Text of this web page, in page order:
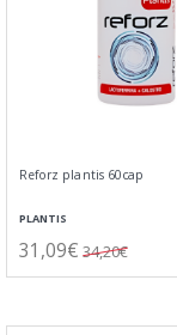
Reforz plantis 60cap
PLANTIS
31,09€ 34,20€